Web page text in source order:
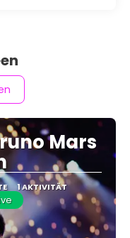
Mars
1 AKTIVITÄT